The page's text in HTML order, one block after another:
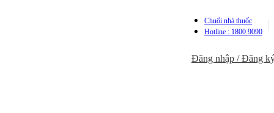
Chuổi nhà thuốc
Hotline : 1800 9090
Đăng nhập / Đăng